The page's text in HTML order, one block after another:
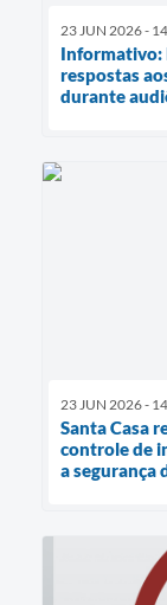
23 JUN 2026 -
Informativo:
respostas
durante
23 JUN 2026 -
Santa Casa
controle de
a segurança